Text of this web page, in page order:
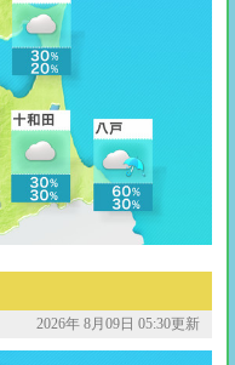
2026年 8月09日 05:30更新